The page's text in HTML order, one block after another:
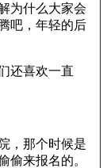
为什么大家会
吧，年轻的后
还喜欢一直
，那个时候是
偷来报名的。